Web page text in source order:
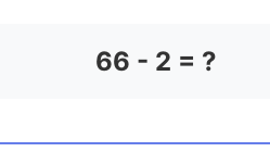
66 - 2 = ?